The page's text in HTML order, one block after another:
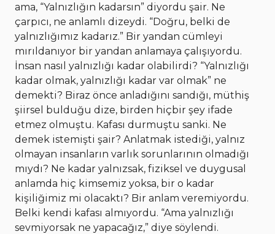
ama, “Yalnızlığın kadarsın” diyordu şair. Ne
çarpıcı, ne anlamlı dizeydi. “Doğru, belki de
yalnızlığımız kadarız.” Bir yandan cümleyi
mırıldanıyor bir yandan anlamaya çalışıyordu.
İnsan nasıl yalnızlığı kadar olabilirdi? “Yalnızlığı
kadar olmak, yalnızlığı kadar var olmak” ne
demekti? Biraz önce anladığını sandığı, müthiş
şiirsel bulduğu dize, birden hiçbir şey ifade
etmez olmuştu. Kafası durmuştu sanki. Ne
demek istemişti şair? Anlatmak istediği, yalnız
olmayan insanların varlık sorunlarının olmadığı
mıydı? Ne kadar yalnızsak, fiziksel ve duygusal
anlamda hiç kimsemiz yoksa, bir o kadar
kişiliğimiz mi olacaktı? Bir anlam veremiyordu.
Belki kendi kafası almıyordu. “Ama yalnızlığı
sevmiyorsak ne yapacağız,” diye söylendi.